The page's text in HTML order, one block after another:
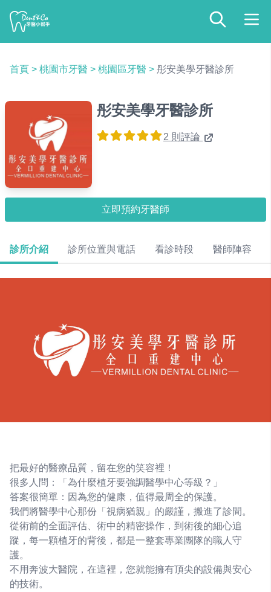
首頁 > 桃園市牙醫 > 桃園區牙醫 > 彤安美學牙醫診所
彤安美學牙醫診所
2 則評論
立即預約牙醫師
診所介紹 診所位置與電話 看診時段 醫師陣容
把最好的醫療品質，留在您的笑容裡！
很多人問：「為什麼植牙要強調醫學中心等級？」
答案很簡單：因為您的健康，值得最周全的保護。
我們將醫學中心那份「視病猶親」的嚴謹，搬進了診間。
從術前的全面評估、術中的精密操作，到術後的細心追
蹤，每一顆植牙的背後，都是一整套專業團隊的職人守
護。
不用奔波大醫院，在這裡，您就能擁有頂尖的設備與安心
的技術。